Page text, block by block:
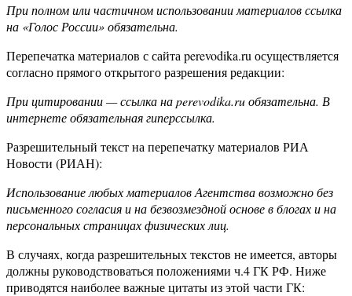
При полном или частичном использовании материалов ссылка
на «Голос России» обязательна.
Перепечатка материалов с сайта perevodika.ru осуществляется
согласно прямого открытого разрешения редакции:
При цитировании — ссылка на perevodika.ru обязательна. В
интернете обязательная гиперссылка.
Разрешительный текст на перепечатку материалов РИА
Новости (РИАН):
Использование любых материалов Агентства возможно без
письменного согласия и на безвозмездной основе в блогах и на
персональных страницах физических лиц.
В случаях, когда разрешительных текстов не имеется, авторы
должны руководствоваться положениями ч.4 ГК РФ. Ниже
приводятся наиболее важные цитаты из этой части ГК: